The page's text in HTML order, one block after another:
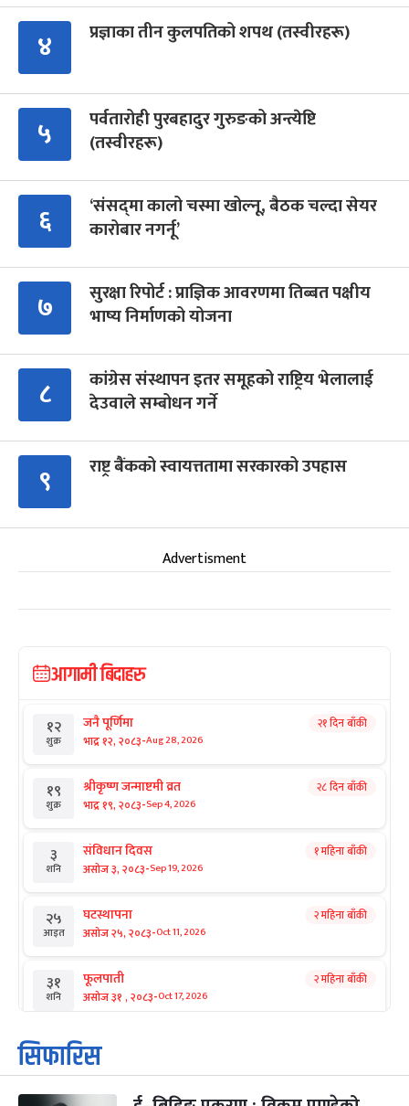
४ प्रज्ञाका तीन कुलपतिको शपथ (तस्वीरहरू)
५
पर्वतारोही पुरबहादुर गुरुङको अन्त्येष्टि
(तस्वीरहरू)
६
‘संसद्‍मा कालो चस्मा खोल्नू, बैठक चल्दा सेयर
कारोबार नगर्नू’
७
सुरक्षा रिपोर्ट : प्राज्ञिक आवरणमा तिब्बत पक्षीय
भाष्य निर्माणको योजना
८
कांग्रेस संस्थापन इतर समूहको राष्ट्रिय भेलालाई
देउवाले सम्बोधन गर्ने
९ राष्ट्र बैंकको स्वायत्ततामा सरकारको उपहास
Advertisment
आगामी बिदाहरु
१२
शुक्र
जनै पूर्णिमा
भाद्र १२, २०८३-Aug 28, 2026
२१ दिन बाँकी
१९
शुक्र
श्रीकृष्ण जन्माष्टमी व्रत
भाद्र १९, २०८३-Sep 4, 2026
२८ दिन बाँकी
३
शनि
संविधान दिवस
असोज ३, २०८३-Sep 19, 2026
१ महिना बाँकी
२५
आइत
घटस्थापना
असोज २५, २०८३-Oct 11, 2026
२ महिना बाँकी
३१
शनि
फूलपाती
असोज ३१ , २०८३-Oct 17, 2026
२ महिना बाँकी
१
आइत
कार्तिक सङ्क्रान्ति
कार्तिक १, २०८३
सिफारिस